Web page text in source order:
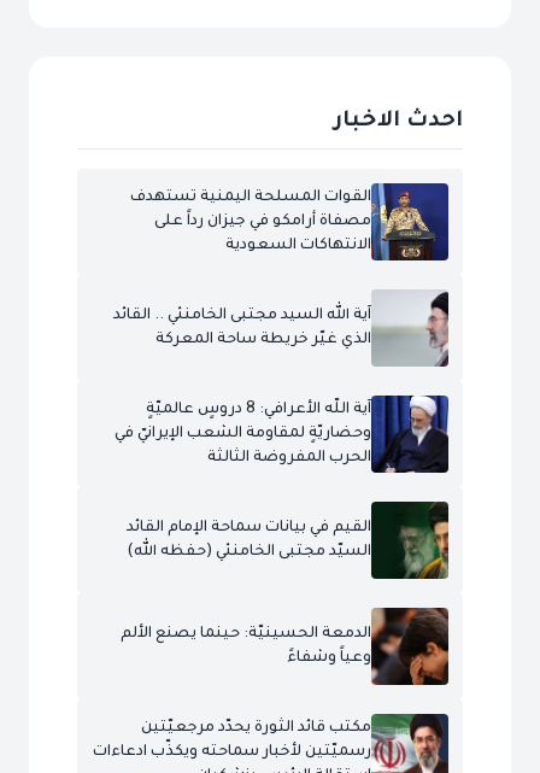
احدث الاخبار
القوات المسلحة اليمنية تستهدف
مصفاة أرامكو في جيزان رداً على
الانتهاكات السعودية
آية الله السيد مجتبى الخامنئي .. القائد
الذي غيّر خريطة ساحة المعركة
آية اللّه الأعرافي: 8 دروسٍ عالميّةٍ
وحضاريّةٍ لمقاومة الشعب الإيرانيّ في
الحرب المفروضة الثالثة
القيم في بيانات سماحة الإمام القائد
السيّد مجتبى الخامنئي (حفظه الله)
الدمعة الحسينيّة: حينما يصنع الألم
وعياً وشفاءً
مكتب قائد الثورة يحدّد مرجعيّتين
رسميّتين لأخبار سماحته ويكذّب ادعاءات